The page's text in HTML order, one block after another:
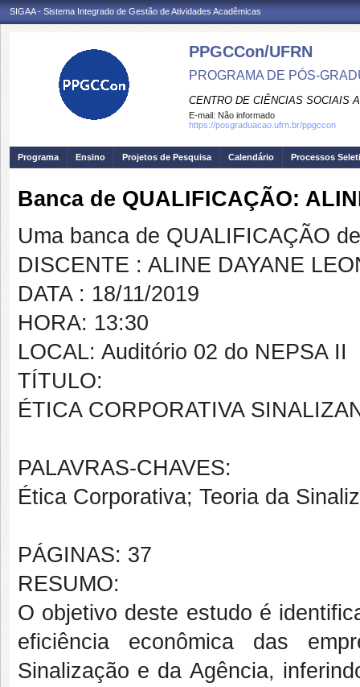
SIGAA - Sistema Integrado de Gestão de Atividades Acadêmicas
PPGCCon/UFRN
PROGRAMA DE PÓS-
CENTRO DE CIÊNCIAS SOCIAIS
E-mail: Não informado
https://posgraduacao.ufrn.br/ppgccon
Programa Ensino Projetos de Pesquisa Calendário Processos
Banca de QUALIFICAÇÃO:
Uma banca de QUALIFICAÇÃO
DISCENTE : ALINE DAYANE
DATA : 18/11/2019
HORA: 13:30
LOCAL: Auditório 02 do NEPSA II
TÍTULO:
ÉTICA CORPORATIVA
PALAVRAS-CHAVES:
Ética Corporativa; Teoria da
PÁGINAS: 37
RESUMO:
O objetivo deste estudo é
eficiência econômica das
Sinalização e da Agência,